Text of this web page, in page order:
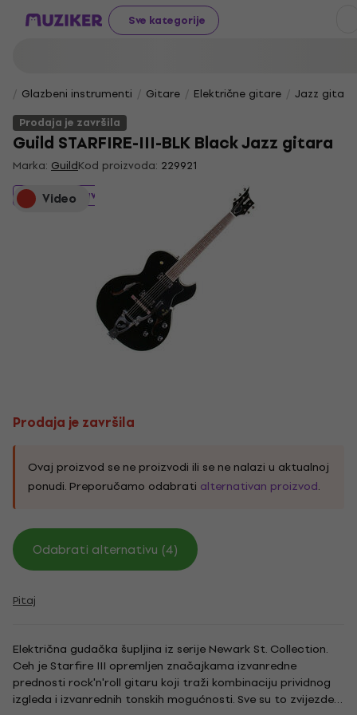
Sve kategorije
Glazbeni instrumenti Gitare Električne gitare
Jazz gitare
Prodaja je završila
Guild STARFIRE-III-BLK Black Jazz gitara
Marka: GuildKod proizvoda: 229921
Video
Prodaja je završila
Prodaja je završila
Ovaj proizvod se ne proizvodi ili se ne nalazi u aktualnoj
ponudi. Preporučamo odabrati alternativan proizvod.
Odabrati alternativu (4)
Pitaj
Električna gudačka šupljina iz serije Newark St. Collection.
Ceh je Starfire III opremljen značajkama izvanredne
prednosti rock'n'roll gitaru koji traži kombinaciju prividnog
izgleda i izvanrednih tonskih mogućnosti. Sve su to zvijezde,